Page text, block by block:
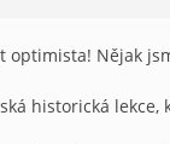
optimista! Nějak
historická